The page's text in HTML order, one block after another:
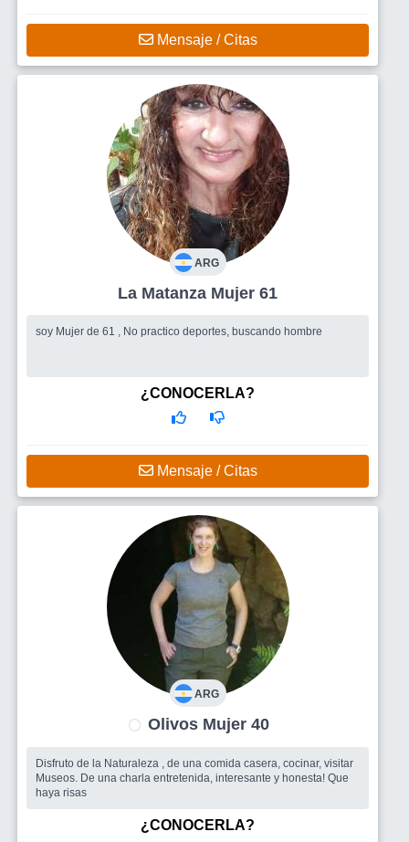
Mensaje / Citas
ARG
La Matanza Mujer 61
soy Mujer de 61 , No practico deportes, buscando hombre
¿CONOCERLA?
Mensaje / Citas
ARG
Olivos Mujer 40
Disfruto de la Naturaleza , de una comida casera, cocinar, visitar
Museos. De una charla entretenida, interesante y honesta! Que
haya risas
¿CONOCERLA?